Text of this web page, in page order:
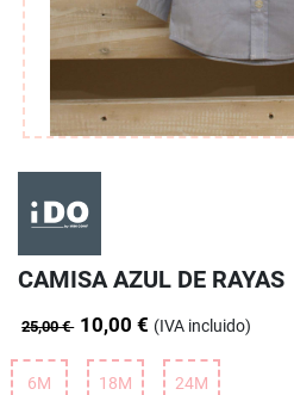
CAMISA AZUL DE RAYAS
25,00 € 10,00 € (IVA incluido)
6M 18M 24M